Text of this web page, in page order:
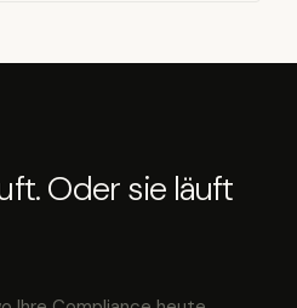
Oder sie läuft